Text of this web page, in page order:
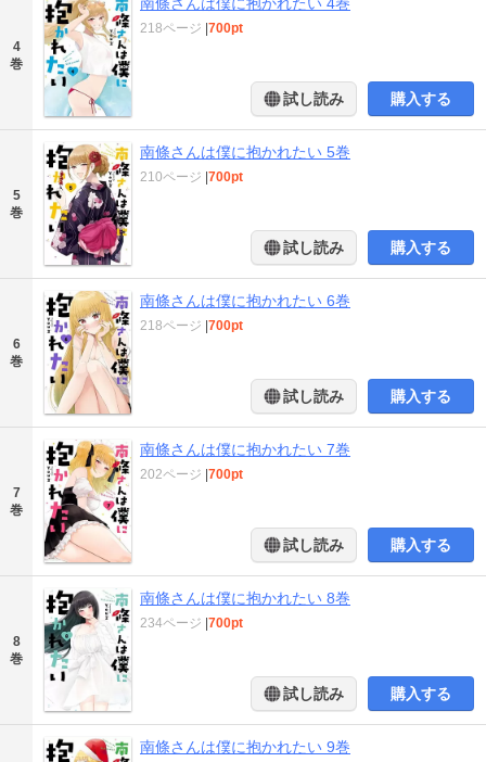
4
巻
218ページ |700pt
試し読み 購入する
5
巻
南條さんは僕に抱かれたい 5巻
210ページ |700pt
試し読み 購入する
6
巻
南條さんは僕に抱かれたい 6巻
218ページ |700pt
試し読み 購入する
7
巻
南條さんは僕に抱かれたい 7巻
202ページ |700pt
試し読み 購入する
8
巻
南條さんは僕に抱かれたい 8巻
234ページ |700pt
試し読み 購入する
南條さんは僕に抱かれたい 9巻